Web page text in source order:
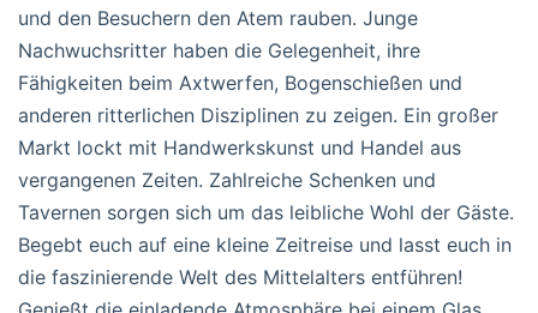
und den Besuchern den Atem rauben. Junge
Nachwuchsritter haben die Gelegenheit, ihre
Fähigkeiten beim Axtwerfen, Bogenschießen und
anderen ritterlichen Disziplinen zu zeigen. Ein großer
Markt lockt mit Handwerkskunst und Handel aus
vergangenen Zeiten. Zahlreiche Schenken und
Tavernen sorgen sich um das leibliche Wohl der Gäste.
Begebt euch auf eine kleine Zeitreise und lasst euch in
die faszinierende Welt des Mittelalters entführen!